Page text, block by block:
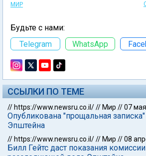
МИР
Будьте с нами:
Telegram
WhatsApp
ССЫЛКИ ПО ТЕМЕ
// https://www.newsru.co.il/// Мир //07
Опубликована "прощальная
Эпштейна
// https://www.newsru.co.il/// Мир //08
Билл Гейтс даст показания